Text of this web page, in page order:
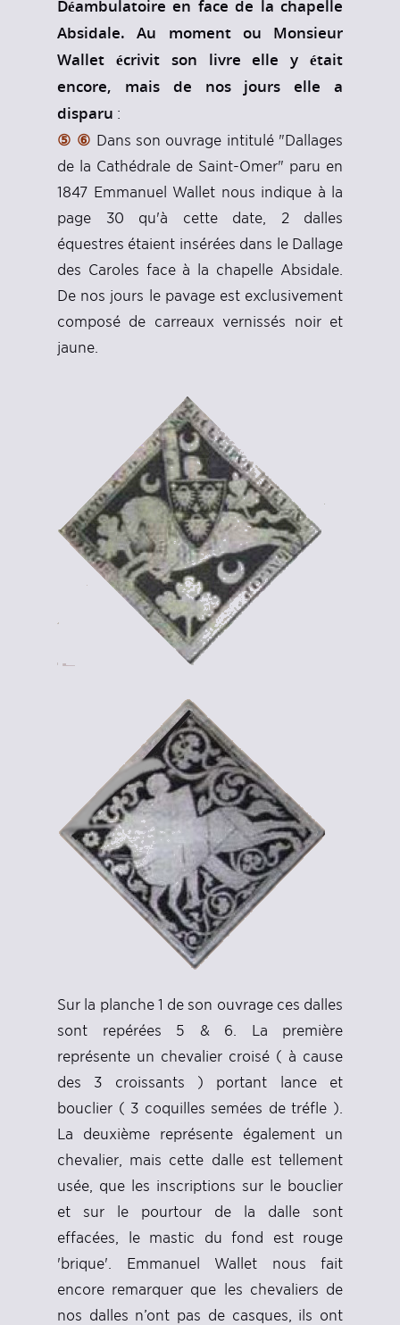
Déambulatoire en face de la chapelle
Absidale. Au moment ou Monsieur
Wallet écrivit son livre elle y était
encore, mais de nos jours elle a
disparu :
⑤ ⑥ Dans son ouvrage intitulé "Dallages
de la Cathédrale de Saint-Omer" paru en
1847 Emmanuel Wallet nous indique à la
page 30 qu'à cette date, 2 dalles
équestres étaient insérées dans le Dallage
des Caroles face à la chapelle Absidale.
De nos jours le pavage est exclusivement
composé de carreaux vernissés noir et
jaune.
Sur la planche 1 de son ouvrage ces dalles
sont repérées 5 & 6. La première
représente un chevalier croisé ( à cause
des 3 croissants ) portant lance et
bouclier ( 3 coquilles semées de tréfle ).
La deuxième représente également un
chevalier, mais cette dalle est tellement
usée, que les inscriptions sur le bouclier
et sur le pourtour de la dalle sont
effacées, le mastic du fond est rouge
'brique'. Emmanuel Wallet nous fait
encore remarquer que les chevaliers de
nos dalles n’ont pas de casques, ils ont